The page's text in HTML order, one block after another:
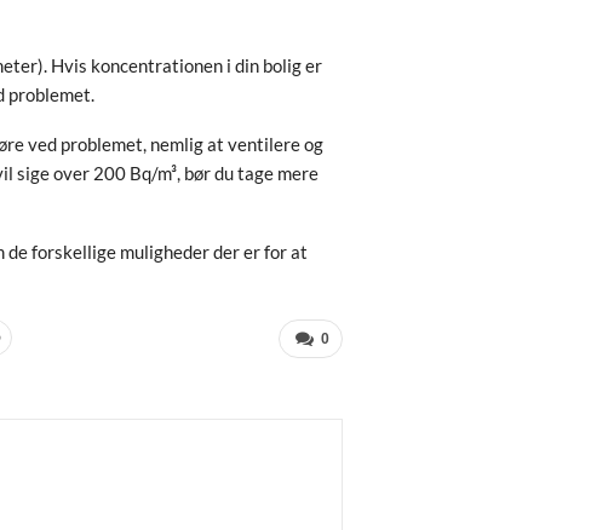
Hvis koncentrationen i din bolig er
problemet.
ved problemet, nemlig at ventilere og
over 200 Bq/m³, bør du tage mere
de forskellige muligheder der er for at
0